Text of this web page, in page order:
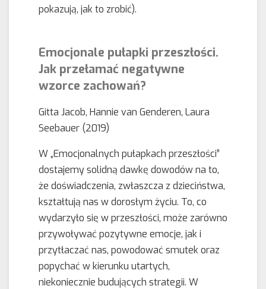
pokazują, jak to zrobić).
Emocjonale pułapki przeszłości.
Jak przełamać negatywne
wzorce zachowań?
Gitta Jacob, Hannie van Genderen, Laura
Seebauer (2019)
W „Emocjonalnych pułapkach przeszłości”
dostajemy solidną dawkę dowodów na to,
że doświadczenia, zwłaszcza z dzieciństwa,
kształtują nas w dorosłym życiu. To, co
wydarzyło się w przeszłości, może zarówno
przywoływać pozytywne emocje, jak i
przytłaczać nas, powodować smutek oraz
popychać w kierunku utartych,
niekoniecznie budujących strategii. W